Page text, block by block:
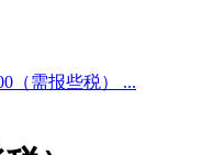
（需报些税） ...